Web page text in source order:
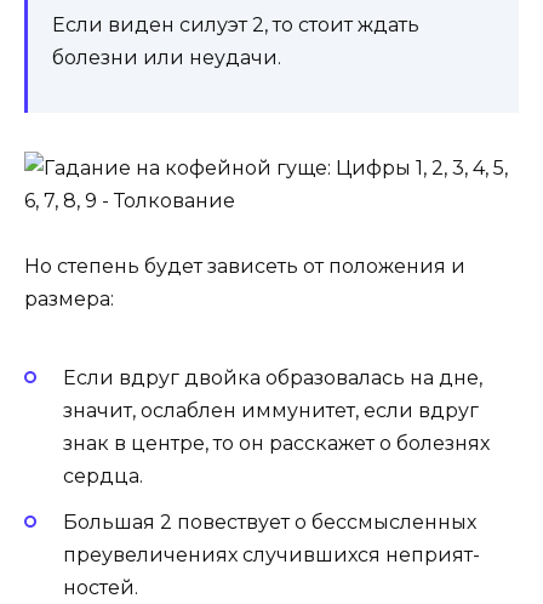
Если виден силуэт 2, то стоит ждать
болезни или неудачи.
Но степень будет зависеть от положения и
размера:
Если вдруг двойка образовалась на дне,
значит, ослаблен им­му­ните­т, ес­ли вдруг
знак в цен­тре, то он расскажет о бо­лез­нях
сердца.
Боль­шая 2 повествует о бессмысленных
пре­уве­личе­ниях случившихся неп­ри­ят­
ностей.